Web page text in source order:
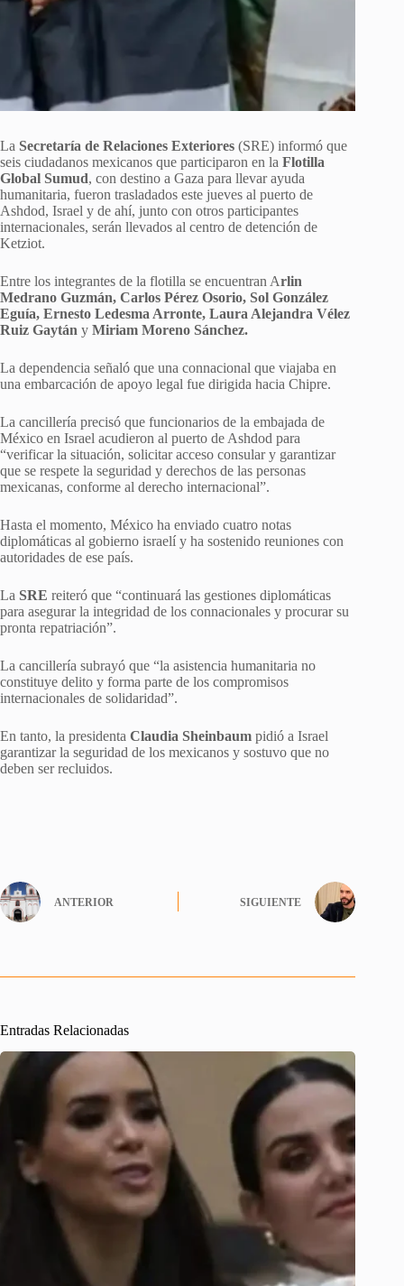
La Secretaría de Relaciones Exteriores (SRE) informó que
seis ciudadanos mexicanos que participaron en la Flotilla
Global Sumud, con destino a Gaza para llevar ayuda
humanitaria, fueron trasladados este jueves al puerto de
Ashdod, Israel y de ahí, junto con otros participantes
internacionales, serán llevados al centro de detención de
Ketziot.
Entre los integrantes de la flotilla se encuentran Arlin
Medrano Guzmán, Carlos Pérez Osorio, Sol González
Eguía, Ernesto Ledesma Arronte, Laura Alejandra Vélez
Ruiz Gaytán y Miriam Moreno Sánchez.
La dependencia señaló que una connacional que viajaba en
una embarcación de apoyo legal fue dirigida hacia Chipre.
La cancillería precisó que funcionarios de la embajada de
México en Israel acudieron al puerto de Ashdod para
“verificar la situación, solicitar acceso consular y garantizar
que se respete la seguridad y derechos de las personas
mexicanas, conforme al derecho internacional”.
Hasta el momento, México ha enviado cuatro notas
diplomáticas al gobierno israelí y ha sostenido reuniones con
autoridades de ese país.
La SRE reiteró que “continuará las gestiones diplomáticas
para asegurar la integridad de los connacionales y procurar su
pronta repatriación”.
La cancillería subrayó que “la asistencia humanitaria no
constituye delito y forma parte de los compromisos
internacionales de solidaridad”.
En tanto, la presidenta Claudia Sheinbaum pidió a Israel
garantizar la seguridad de los mexicanos y sostuvo que no
deben ser recluidos.
ANTERIOR SIGUIENTE
Entradas Relacionadas